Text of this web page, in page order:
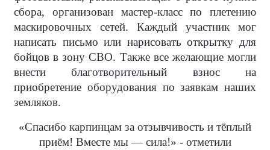
сбора, организован мастер-класс по плетению
маскировочных сетей. Каждый участник мог
написать письмо или нарисовать открытку для
бойцов в зону СВО. Также все желающие могли
внести благотворительный взнос на
приобретение оборудования по заявкам наших
земляков.
«Спасибо карпинцам за отзывчивость и тёплый
приём! Вместе мы — сила!» - отметили